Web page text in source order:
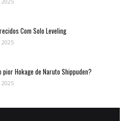
Com Solo Leveling
pior Hokage de Naruto Shippuden?